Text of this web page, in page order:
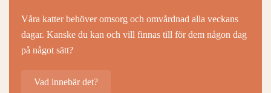
Våra katter behöver omsorg och omvårdnad alla veckans
dagar. Kanske du kan och vill finnas till för dem någon dag
på något sätt?
Vad innebär det?